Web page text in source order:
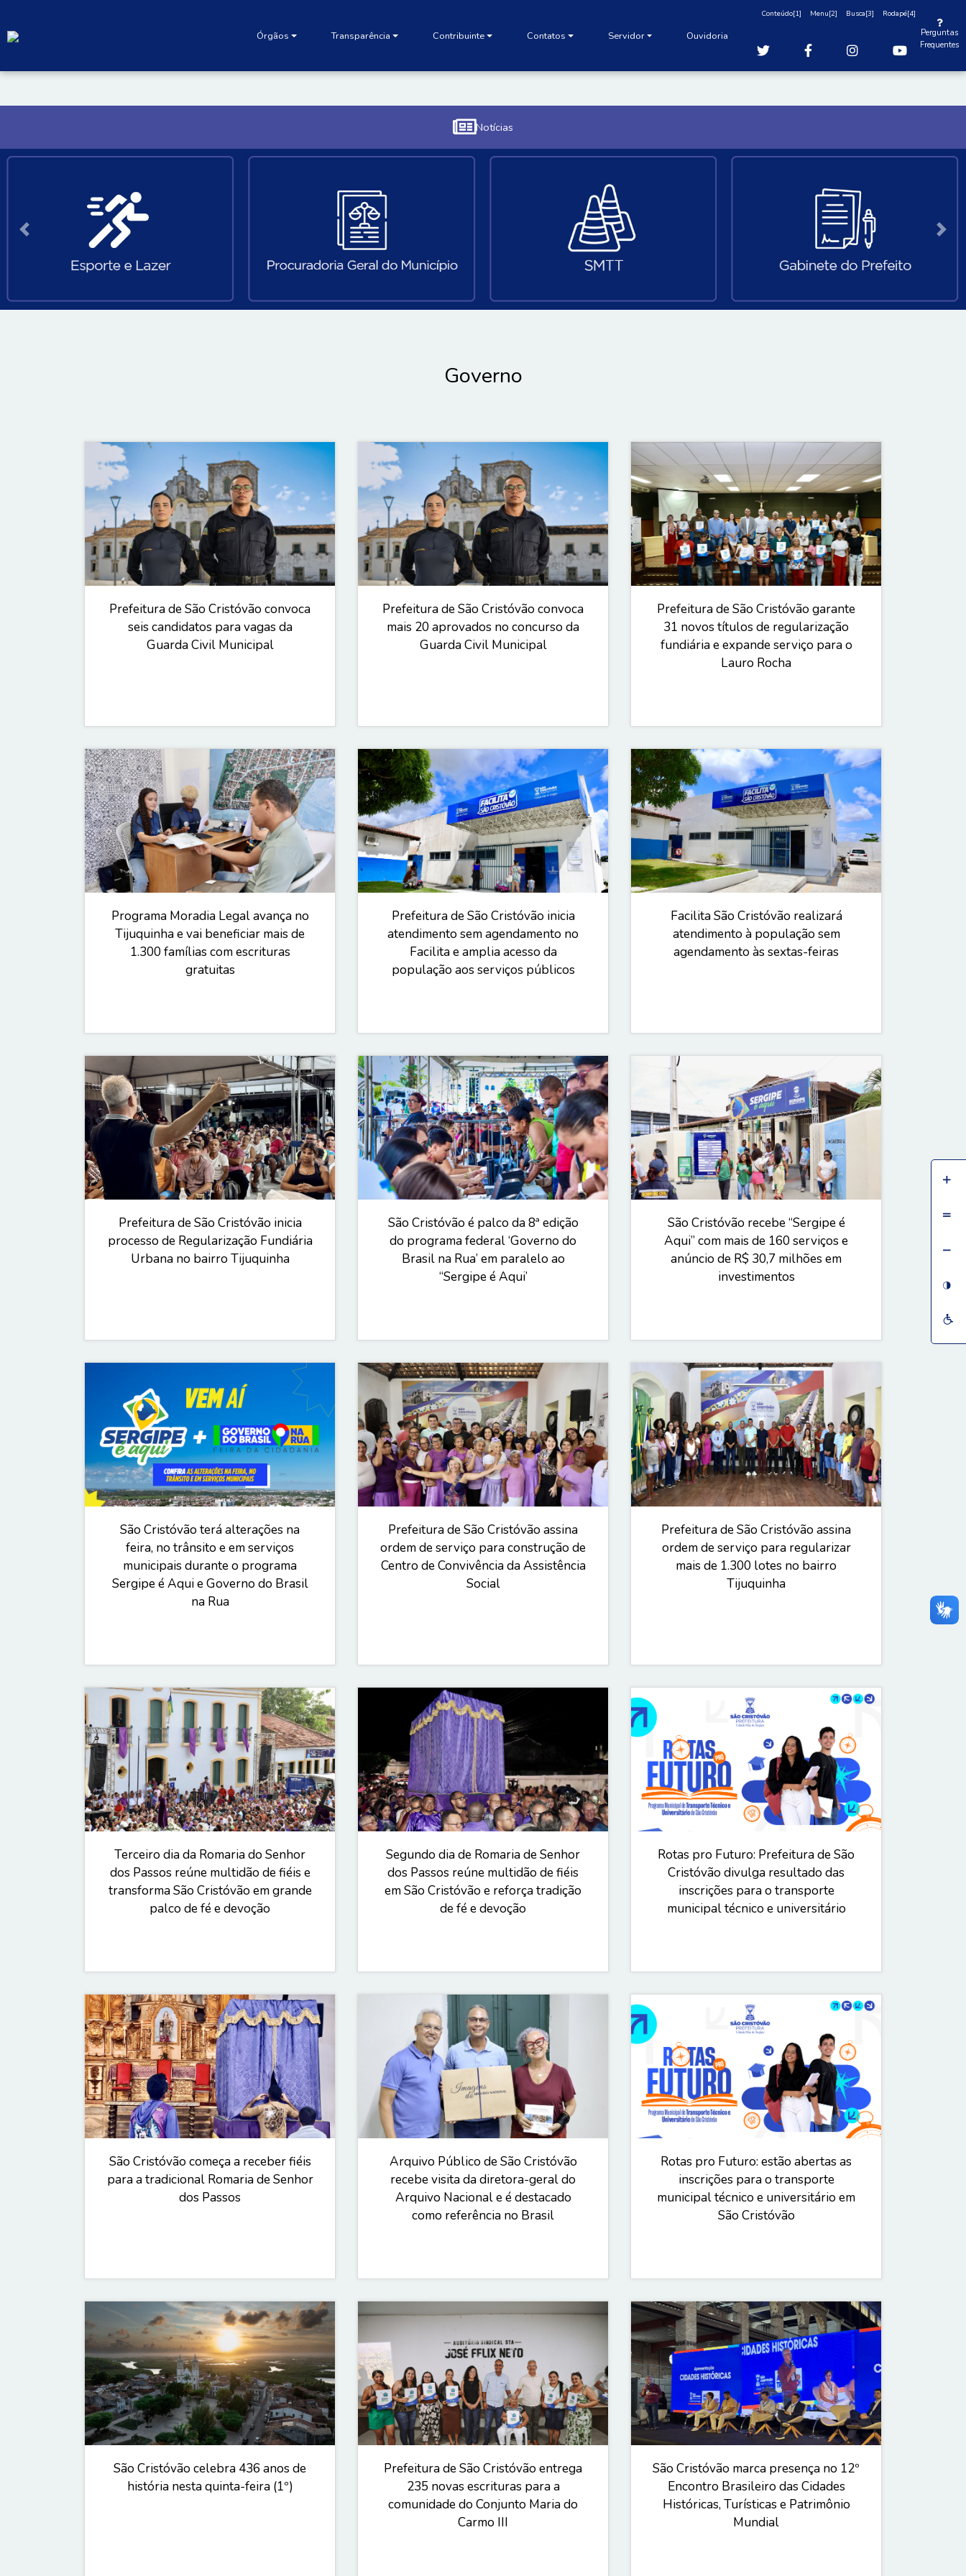
Órgãos Transparência Contribuinte Contatos Servidor Ouvidoria
Conteúdo[1] Menu[2] Busca[3] Rodapé[4]
Perguntas
Frequentes
Notícias
Póximo
Governo
Prefeitura de São Cristóvão convoca
seis candidatos para vagas da
Guarda Civil Municipal
Prefeitura de São Cristóvão convoca
mais 20 aprovados no concurso da
Guarda Civil Municipal
Prefeitura de São Cristóvão garante
31 novos títulos de regularização
fundiária e expande serviço para o
Lauro Rocha
Programa Moradia Legal avança no
Tijuquinha e vai beneficiar mais de
1.300 famílias com escrituras
gratuitas
Prefeitura de São Cristóvão inicia
atendimento sem agendamento no
Facilita e amplia acesso da
população aos serviços públicos
Facilita São Cristóvão realizará
atendimento à população sem
agendamento às sextas-feiras
Prefeitura de São Cristóvão inicia
processo de Regularização Fundiária
Urbana no bairro Tijuquinha
São Cristóvão é palco da 8ª edição
do programa federal ‘Governo do
Brasil na Rua’ em paralelo ao
“Sergipe é Aqui’
São Cristóvão recebe “Sergipe é
Aqui” com mais de 160 serviços e
anúncio de R$ 30,7 milhões em
investimentos
São Cristóvão terá alterações na
feira, no trânsito e em serviços
municipais durante o programa
Sergipe é Aqui e Governo do Brasil
na Rua
Prefeitura de São Cristóvão assina
ordem de serviço para construção de
Centro de Convivência da Assistência
Social
Prefeitura de São Cristóvão assina
ordem de serviço para regularizar
mais de 1.300 lotes no bairro
Tijuquinha
Terceiro dia da Romaria do Senhor
dos Passos reúne multidão de fiéis e
transforma São Cristóvão em grande
palco de fé e devoção
Segundo dia de Romaria de Senhor
dos Passos reúne multidão de fiéis
em São Cristóvão e reforça tradição
de fé e devoção
Rotas pro Futuro: Prefeitura de São
Cristóvão divulga resultado das
inscrições para o transporte
municipal técnico e universitário
São Cristóvão começa a receber fiéis
para a tradicional Romaria de Senhor
dos Passos
Arquivo Público de São Cristóvão
recebe visita da diretora-geral do
Arquivo Nacional e é destacado
como referência no Brasil
Rotas pro Futuro: estão abertas as
inscrições para o transporte
municipal técnico e universitário em
São Cristóvão
São Cristóvão celebra 436 anos de
história nesta quinta-feira (1º)
Prefeitura de São Cristóvão entrega
235 novas escrituras para a
comunidade do Conjunto Maria do
Carmo III
São Cristóvão marca presença no 12º
Encontro Brasileiro das Cidades
Históricas, Turísticas e Patrimônio
Mundial